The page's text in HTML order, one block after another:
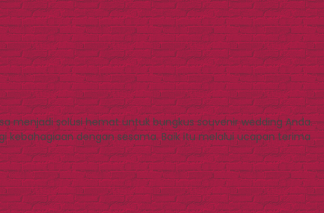
menjadi solusi hemat untuk bungkus souvenir wedding Anda.
kebahagiaan dengan sesama. Baik itu melalui ucapan terima